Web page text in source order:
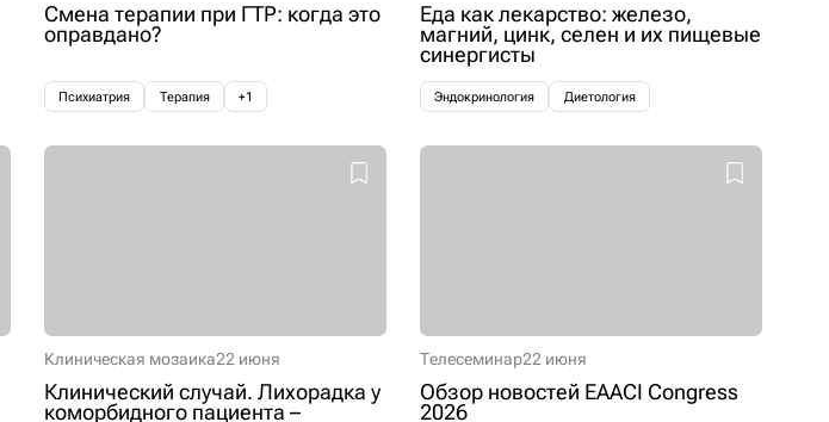
Смена терапии при ГТР: когда это
оправдано?
Психиатрия Терапия +1
Еда как лекарство: железо,
магний, цинк, селен и их пищевые
синергисты
Эндокринология Диетология
Клиническая мозаика22 июня
Клинический случай. Лихорадка у
коморбидного пациента –
Телесеминар22 июня
Обзор новостей EAACI Congress
2026